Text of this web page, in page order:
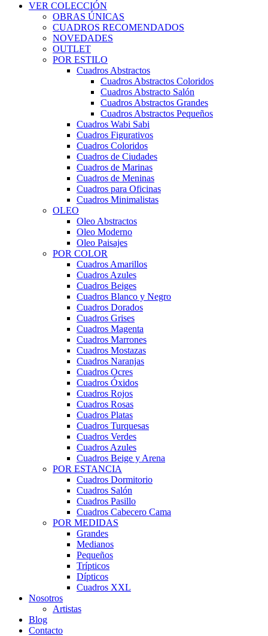
VER COLECCIÓN
OBRAS ÚNICAS
CUADROS RECOMENDADOS
NOVEDADES
OUTLET
POR ESTILO
Cuadros Abstractos
Cuadros Abstractos Coloridos
Cuadros Abstracto Salón
Cuadros Abstractos Grandes
Cuadros Abstractos Pequeños
Cuadros Wabi Sabi
Cuadros Figurativos
Cuadros Coloridos
Cuadros de Ciudades
Cuadros de Marinas
Cuadros de Meninas
Cuadros para Oficinas
Cuadros Minimalistas
OLEO
Oleo Abstractos
Oleo Moderno
Oleo Paisajes
POR COLOR
Cuadros Amarillos
Cuadros Azules
Cuadros Beiges
Cuadros Blanco y Negro
Cuadros Dorados
Cuadros Grises
Cuadros Magenta
Cuadros Marrones
Cuadros Mostazas
Cuadros Naranjas
Cuadros Ocres
Cuadros Óxidos
Cuadros Rojos
Cuadros Rosas
Cuadros Platas
Cuadros Turquesas
Cuadros Verdes
Cuadros Azules
Cuadros Beige y Arena
POR ESTANCIA
Cuadros Dormitorio
Cuadros Salón
Cuadros Pasillo
Cuadros Cabecero Cama
POR MEDIDAS
Grandes
Medianos
Pequeños
Trípticos
Dípticos
Cuadros XXL
Nosotros
Artistas
Blog
Contacto